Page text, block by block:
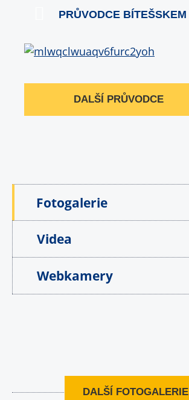
PRŮVODCE BÍTEŠSKEM
DALŠÍ PRŮVODCE
Fotogalerie
Videa
Webkamery
DALŠÍ FOTOGALERIE